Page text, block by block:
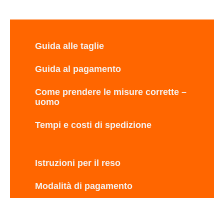
Guida alle taglie
Guida al pagamento
Come prendere le misure corrette –
uomo
Tempi e costi di spedizione
Istruzioni per il reso
Modalità di pagamento